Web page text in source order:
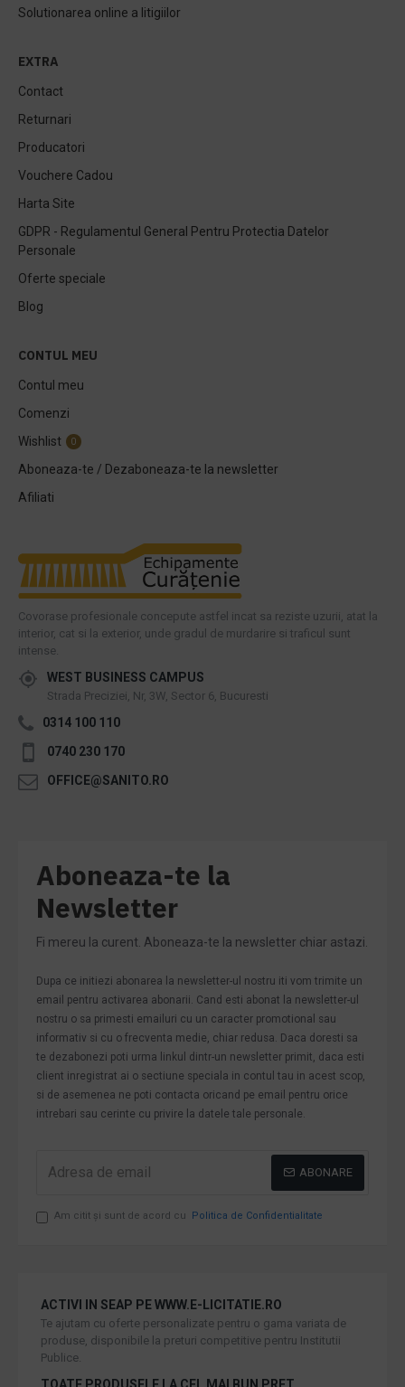
Solutionarea online a litigiilor
EXTRA
Contact
Returnari
Producatori
Vouchere Cadou
Harta Site
GDPR - Regulamentul General Pentru Protectia Datelor
Personale
Oferte speciale
Blog
CONTUL MEU
Contul meu
Comenzi
Wishlist
0
Aboneaza-te / Dezaboneaza-te la newsletter
Afiliati
Covorase profesionale concepute astfel incat sa reziste uzurii, atat la
interior, cat si la exterior, unde gradul de murdarire si traficul sunt
intense.
WEST BUSINESS CAMPUS
Strada Preciziei, Nr, 3W, Sector 6, Bucuresti
0314 100 110
0740 230 170
OFFICE@SANITO.RO
Aboneaza-te la
Newsletter
Fi mereu la curent. Aboneaza-te la newsletter chiar astazi.
Dupa ce initiezi abonarea la newsletter-ul nostru iti vom trimite un
email pentru activarea abonarii. Cand esti abonat la newsletter-ul
nostru o sa primesti emailuri cu un caracter promotional sau
informativ si cu o frecventa medie, chiar redusa. Daca doresti sa
te dezabonezi poti urma linkul dintr-un newsletter primit, daca esti
client inregistrat ai o sectiune speciala in contul tau in acest scop,
si de asemenea ne poti contacta oricand pe email pentru orice
intrebari sau cerinte cu privire la datele tale personale.
ABONARE
Am citit şi sunt de acord cu Politica de Confidentialitate
ACTIVI IN SEAP PE WWW.E-LICITATIE.RO
Te ajutam cu oferte personalizate pentru o gama variata de
produse, disponibile la preturi competitive pentru Institutii
Publice.
TOATE PRODUSELE LA CEL MAI BUN PRET